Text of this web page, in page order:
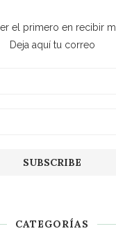
el primero en recibir
Deja aquí tu correo
CATEGORÍAS